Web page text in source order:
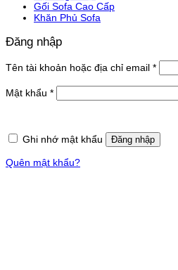
Gối Sofa Cao Cấp
Khăn Phủ Sofa
Đăng nhập
Tên tài khoản hoặc địa chỉ email *Bắt
buộc
Mật khẩu *Bắt
buộc
Ghi nhớ mật khẩu Đăng nhập
Quên mật khẩu?